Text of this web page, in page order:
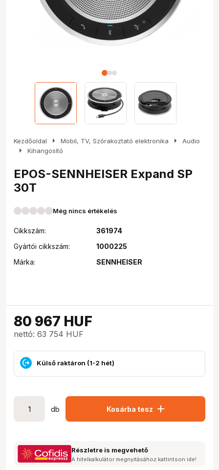
Kezdőoldal arrow_right Mobil, TV, Szórakoztató elektronika arrow_right Audio
arrow_right Kihangosító
EPOS-SENNHEISER Expand SP
30T
Még nincs értékelés
Cikkszám:
361974
Gyártói cikkszám:
1000225
Márka:
SENNHEISER
80 967 HUF
nettó: 63 754 HUF
Külső raktáron (1-2 hét)
db Kosárba tesz add
Részletre is megvehető
A hitelkalkulátor megnyitásához kattintson ide!